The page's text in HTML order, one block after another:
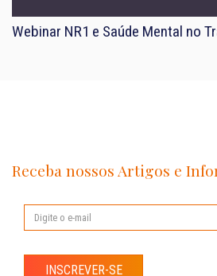
Webinar NR1 e Saúde Mental no
Receba nossos Artigos e
INSCREVER-SE